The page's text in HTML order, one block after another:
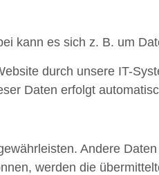
kann es sich z. B. um
durch unsere IT-
Daten erfolgt
Andere
werden die